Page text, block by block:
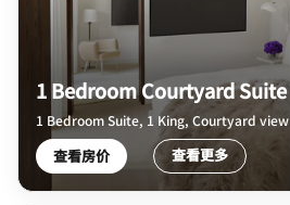
1 Bedroom Courtyard Suite
1 Bedroom Suite, 1 King, Courtyard view
查看房价 查看更多